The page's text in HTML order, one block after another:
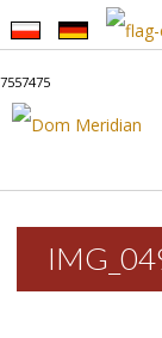
7557475
START